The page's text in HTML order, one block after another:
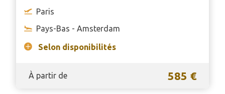
Paris
Pays-Bas - Amsterdam
Selon disponibilités
À partir de 585 €